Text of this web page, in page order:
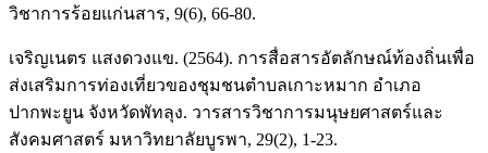
วิชาการร้อยแก่นสาร, 9(6), 66-80.
เจริญเนตร แสงดวงแข. (2564). การสื่อสารอัตลักษณ์ท้องถิ่นเพื่อ
ส่งเสริมการท่องเที่ยวของชุมชนตำบลเกาะหมาก อำเภอ
ปากพะยูน จังหวัดพัทลุง. วารสารวิชาการมนุษยศาสตร์และ
สังคมศาสตร์ มหาวิทยาลัยบูรพา, 29(2), 1-23.